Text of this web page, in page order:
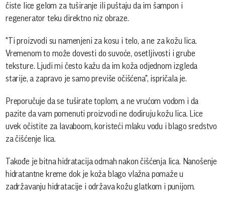
čiste lice gelom za tuširanje ili puštaju da im šampon i
regenerator teku direktno niz obraze.
"Ti proizvodi su namenjeni za kosu i telo, a ne za kožu lica.
Vremenom to može dovesti do suvoće, osetljivosti i grube
teksture. Ljudi mi često kažu da im koža odjednom izgleda
starije, a zapravo je samo previše očišćena", ispričala je.
Preporučuje da se tuširate toplom, a ne vrućom vodom i da
pazite da vam pomenuti proizvodi ne dodiruju kožu lica. Lice
uvek očistite za lavaboom, koristeći mlaku vodu i blago sredstvo
za čišćenje lica.
Takođe je bitna hidratacija odmah nakon čišćenja lica. Nanošenje
hidratantne kreme dok je koža blago vlažna pomaže u
zadržavanju hidratacije i održava kožu glatkom i punijom.